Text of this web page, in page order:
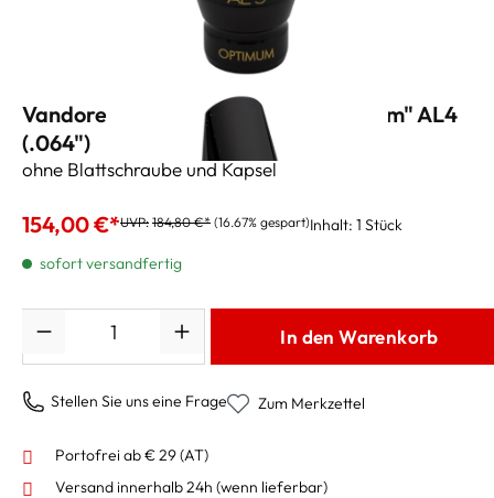
Vandoren Altsaxmundstück "Optimum" AL4
(.064")
ohne Blattschraube und Kapsel
154,00 €*UVP: 184,80 €* (16.67% gespart)Inhalt: 1 Stück
sofort versandfertig
In den Warenkorb
Stellen Sie uns eine Frage Zum Merkzettel
Portofrei ab € 29 (AT)
Versand innerhalb 24h (wenn lieferbar)